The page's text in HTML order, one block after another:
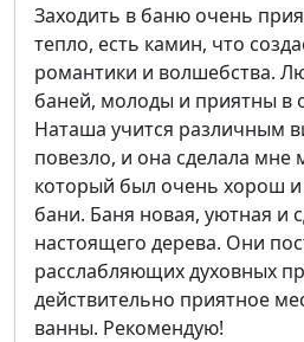
Заходить в баню очень
тепло, есть камин, что
романтики и волшебства.
баней, молоды и приятны в
Наташа учится различным
повезло, и она сделала мне
который был очень хорош и
бани. Баня новая, уютная и
настоящего дерева. Они
расслабляющих духовных
действительно приятное
ванны. Рекомендую!